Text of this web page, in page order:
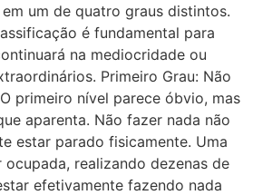
um de quatro graus distintos.
é fundamental para
na mediocridade ou
Primeiro Grau: Não
primeiro nível parece óbvio, mas
aparenta. Não fazer nada não
estar parado fisicamente. Uma
realizando dezenas de
efetivamente fazendo nada